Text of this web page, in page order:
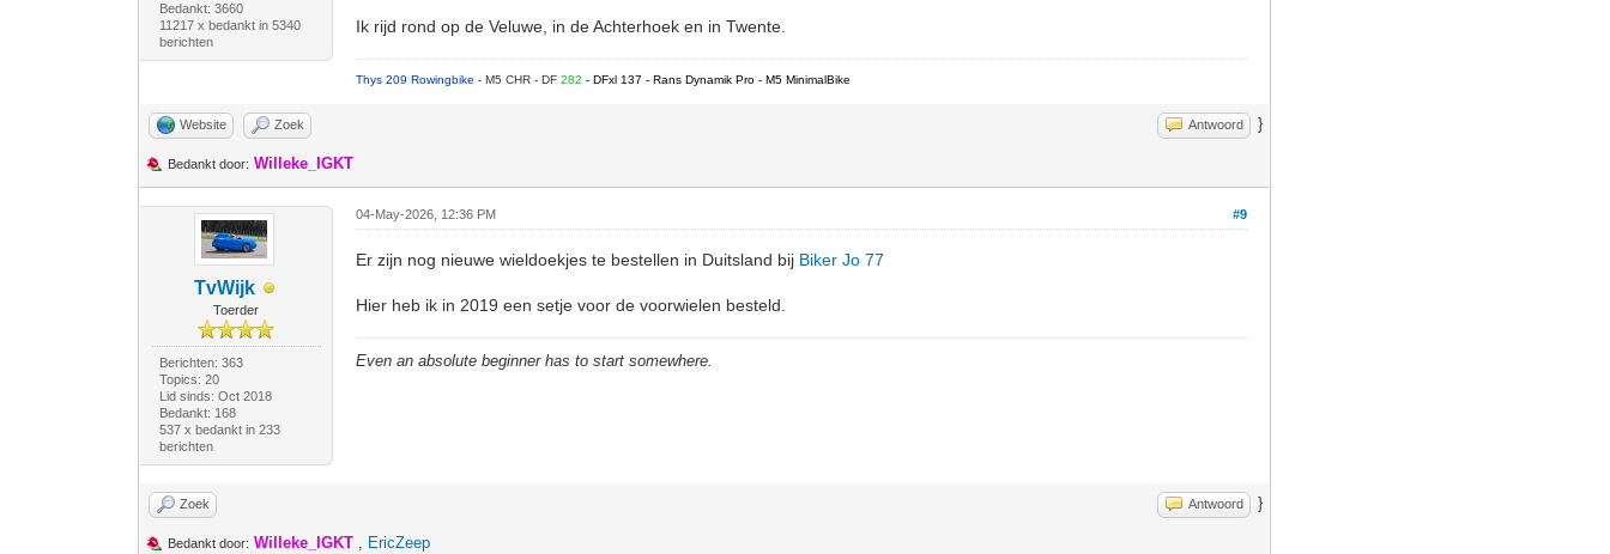
Bedankt: 3660
11217 x bedankt in 5340
berichten
Ik rijd rond op de Veluwe, in de Achterhoek en in Twente.
Thys 209 Rowingbike- M5 CHR - DF282- DFxl 137 - Rans Dynamik Pro - M5 MinimalBike
Website Zoek Antwoord }
Bedankt door: Willeke_IGKT
TvWijk
Toerder
Berichten: 363
Topics: 20
Lid sinds: Oct 2018
Bedankt: 168
537 x bedankt in 233
berichten
#9
04-May-2026, 12:36 PM
Er zijn nog nieuwe wieldoekjes te bestellen in Duitsland bij Biker Jo 77
Hier heb ik in 2019 een setje voor de voorwielen besteld.
Even an absolute beginner has to start somewhere.
Zoek Antwoord }
Bedankt door: Willeke_IGKT , EricZeep